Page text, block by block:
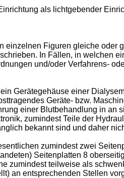
als lichtgebender
einzelnen Figuren gleiche
In Fällen, in welchen
und/oder Verfahrens-
Gerätegehäuse einer
Geräte- bzw.
einer Blutbehandlung in
zumindest Teile der
bekannt sind und daher
zumindest zwei
Seitenplatten 8
zumindest teilweise als
an entsprechenden Stellen